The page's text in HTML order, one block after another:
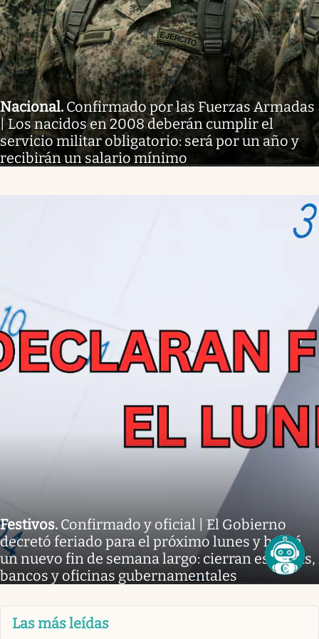
Nacional. Confirmado por las Fuerzas Armadas
| Los nacidos en 2008 deberán cumplir el
servicio militar obligatorio: será por un año y
recibirán un salario mínimo
Festivos. Confirmado y oficial | El Gobierno
decretó feriado para el próximo lunes y habrá
un nuevo fin de semana largo: cierran escuelas,
bancos y oficinas gubernamentales
Las más leídas